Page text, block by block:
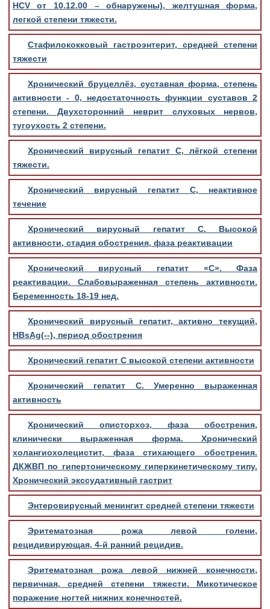
HCV от 10.12.00 – обнаружены), желтушная форма,
легкой степени тяжести.
Стафилококковый гастроэнтерит, средней степени
тяжести
Хронический бруцеллёз, суставная форма, степень
активности - 0, недостаточность функции суставов 2
степени. Двухсторонний неврит слуховых нервов,
тугоухость 2 степени.
Хронический вирусный гепатит С, лёгкой степени
тяжести.
Хронический вирусный гепатит С, неактивное
течение
Хронический вирусный гепатит С. Высокой
активности, стадия обострения, фаза реактивации
Хронический вирусный гепатит «С». Фаза
реактивации. Слабовыраженная степень активности.
Беременность 18-19 нед.
Хронический вирусный гепатит, активно текущий,
HBsAg(--), период обострения
Хронический гепатит С высокой степени активности
Хронический гепатит С. Умеренно выраженная
активность
Хронический описторхоз, фаза обострения,
клинически выраженная форма. Хронический
холангиохолецистит, фаза стихающего обострения.
ДКЖВП по гипертоническому гиперкинетическому типу.
Хронический экссудативный гастрит
Энтеровирусный менингит средней степени тяжести
Эритематозная рожа левой голени,
рецидивирующая, 4-й ранний рецидив.
Эритематозная рожа левой нижней конечности,
первичная, средней степени тяжести. Микотическое
поражение ногтей нижних конечностей.